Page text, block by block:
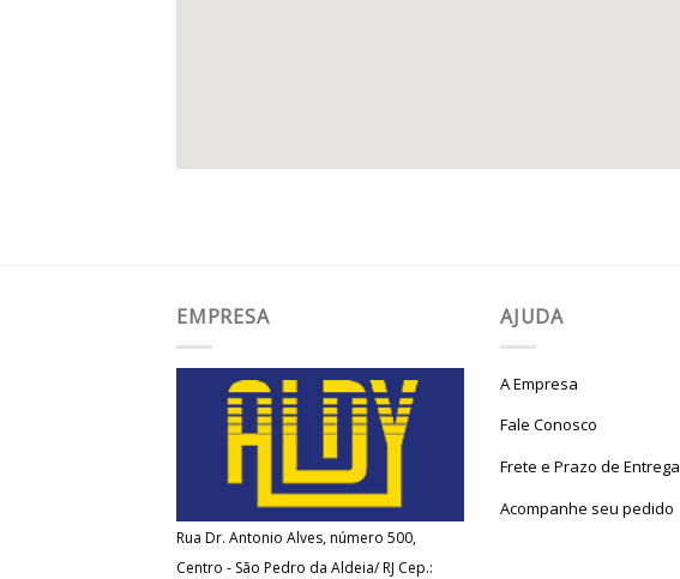
EMPRESA
Rua Dr. Antonio Alves, número 500,
Centro - São Pedro da Aldeia/ RJ Cep.:
AJUDA
A Empresa
Fale Conosco
Frete e Prazo de Entrega
Acompanhe seu pedido